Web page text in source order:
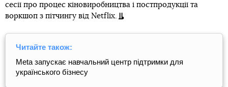
сесії про процес кіновиробництва і постпродукції та
воркшоп з пітчингу від Netflix.
Читайте також:
Meta запускає навчальний центр підтримки для
українського бізнесу